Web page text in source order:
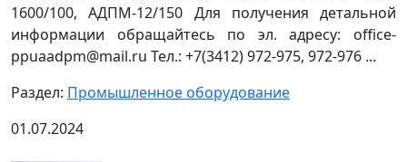
1600/100, АДПМ-12/150 Для получения детальной
информации обращайтесь по эл. адресу: office-
ppuaadpm@mail.ru Тел.: +7(3412) 972-975, 972-976 ...
Раздел: Промышленное оборудование
01.07.2024